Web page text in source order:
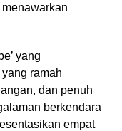
yang
ramah
dan penuh
berkendara
empat